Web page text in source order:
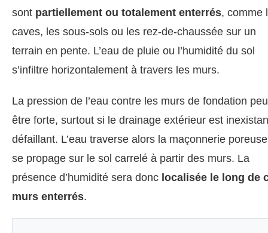
sont partiellement ou totalement enterrés, comme
caves, les sous-sols ou les rez-de-chaussée sur un
terrain en pente. L’eau de pluie ou l’humidité du sol
s’infiltre horizontalement à travers les murs.
La pression de l’eau contre les murs de fondation
être forte, surtout si le drainage extérieur est
défaillant. L’eau traverse alors la maçonnerie
se propage sur le sol carrelé à partir des murs. La
présence d’humidité sera donc localisée le long de
murs enterrés.